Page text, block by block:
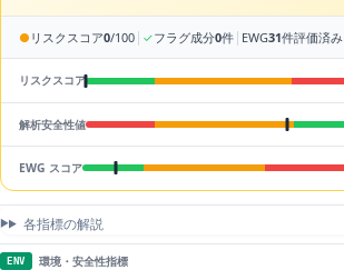
● リスクスコア0/100 | ✓フラグ成分0件 | EWG31件評価済み
リスクスコア
解析安全性値
EWG スコア
各指標の解説
ENV 環境・安全性指標